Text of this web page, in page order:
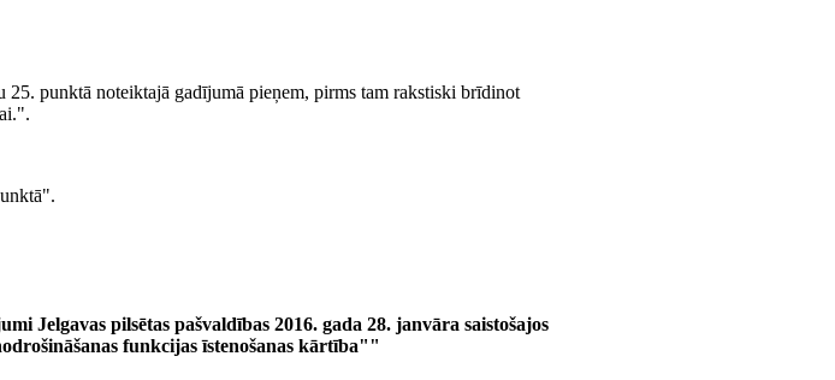
25. punktā noteiktajā gadījumā pieņem, pirms tam rakstiski brīdinot
Jelgavas pilsētas pašvaldības 2016. gada 28. janvāra saistošajos
funkcijas īstenošanas kārtība""